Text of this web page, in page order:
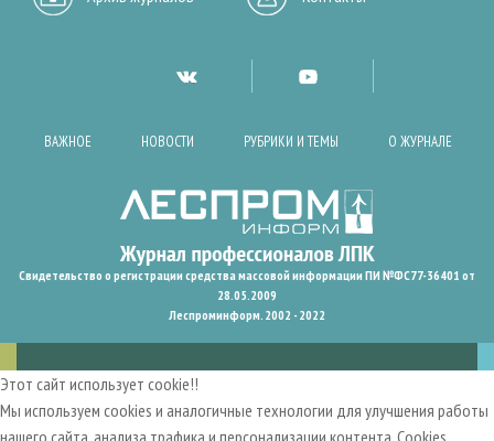
ВАЖНОЕ НОВОСТИ РУБРИКИ И ТЕМЫ О ЖУРНАЛЕ
Свидетельство о регистрации средства массовой информации ПИ №ФС77-36401 от
28.05.2009
Леспроминформ. 2002 - 2022
Этот сайт использует cookie!!
Мы используем cookies и аналогичные технологии для улучшения работы
нашего сайта, анализа трафика и персонализации контента. Cookies